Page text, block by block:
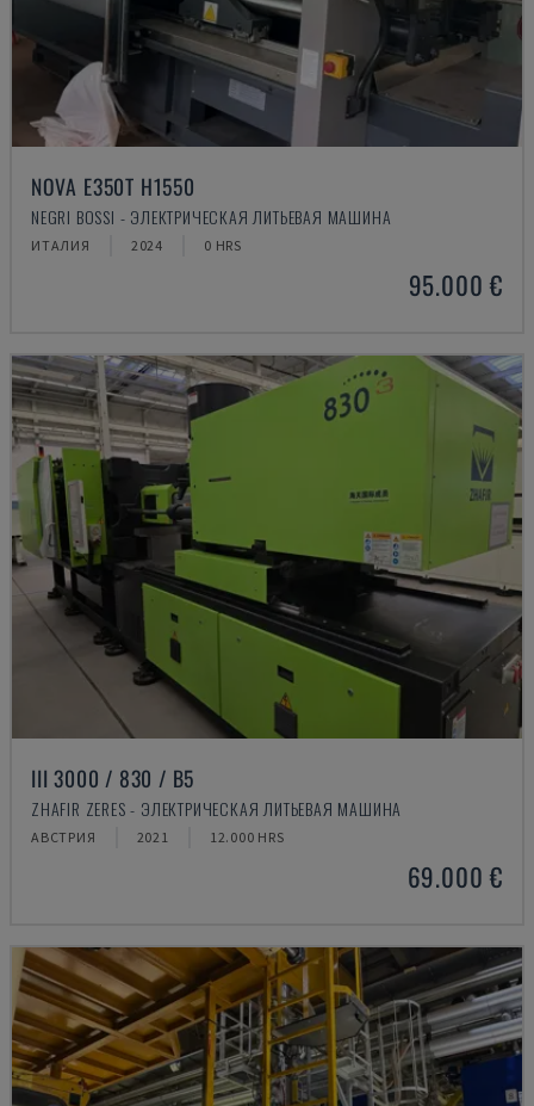
NOVA E350T H1550
NEGRI BOSSI - ЭЛЕКТРИЧЕСКАЯ ЛИТЬЕВАЯ МАШИНА
ИТАЛИЯ 2024 0 HRS
95.000 €
III 3000 / 830 / B5
ZHAFIR ZERES - ЭЛЕКТРИЧЕСКАЯ ЛИТЬЕВАЯ МАШИНА
АВСТРИЯ 2021 12.000 HRS
69.000 €